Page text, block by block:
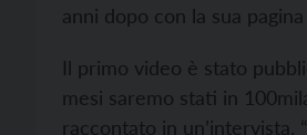
anni dopo con la sua pagina
Il primo video è stato
mesi saremo stati in
raccontato in